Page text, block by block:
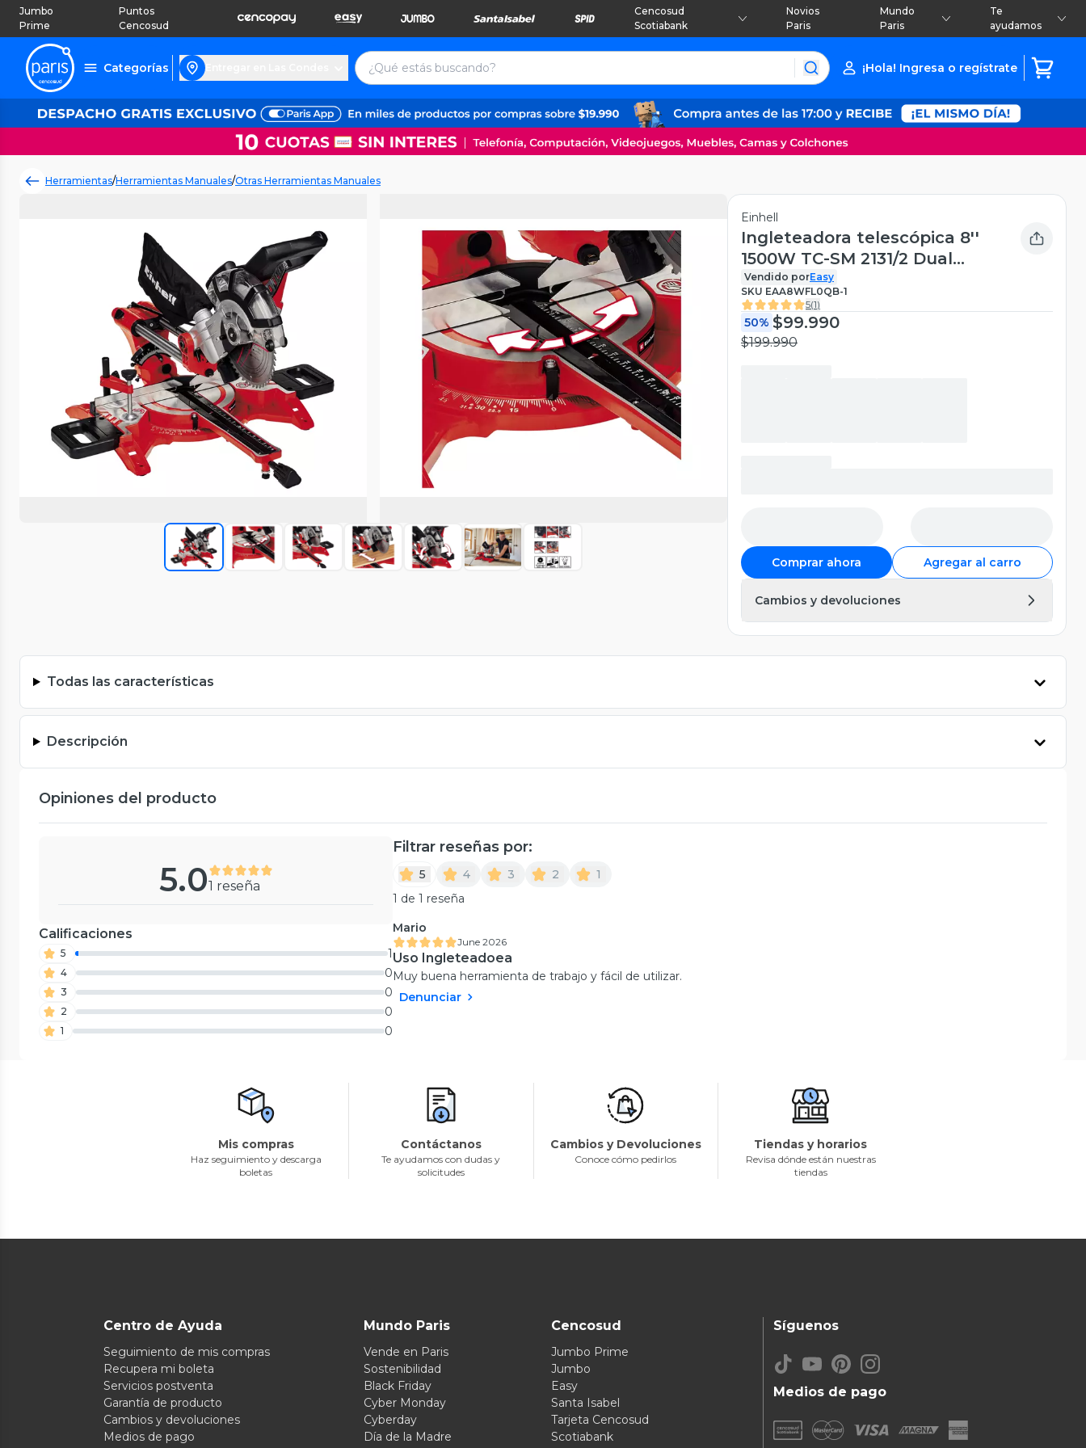
Jumbo
Prime
Puntos
Cencosud
Cencosud
Scotiabank
Novios
Paris
Mundo
Paris
Te
ayudamos
Categorías ¡Hola! Ingresa o regístrate
Herramientas/Herramientas Manuales/Otras Herramientas Manuales
Einhell
Ingleteadora telescópica 8''
1500W TC-SM 2131/2 Dual
Einhell
Vendido porEasy
SKU EAA8WFL0QB-1
5(1)
50% $99.990
$199.990
Comprar ahora Agregar al carro
Cambios y devoluciones
Todas las características
Descripción
Opiniones del producto
5.01 reseña
Calificaciones
5 1
4 0
3 0
2 0
1 0
Filtrar reseñas por:
5 4 3 2
1
1 de 1 reseña
Mario
June 2026
Uso Ingleteadoea
Muy buena herramienta de trabajo y fácil de utilizar.
Denunciar
Mis compras
Haz seguimiento y descarga
boletas
Contáctanos
Te ayudamos con dudas y
solicitudes
Cambios y Devoluciones
Conoce cómo pedirlos
Tiendas y horarios
Revisa dónde están nuestras
tiendas
Centro de Ayuda
Seguimiento de mis compras
Recupera mi boleta
Servicios postventa
Garantía de producto
Cambios y devoluciones
Medios de pago
Mundo Paris
Vende en Paris
Sostenibilidad
Black Friday
Cyber Monday
Cyberday
Día de la Madre
Cencosud
Jumbo Prime
Jumbo
Easy
Santa Isabel
Tarjeta Cencosud
Scotiabank
Medios de pago
Síguenos